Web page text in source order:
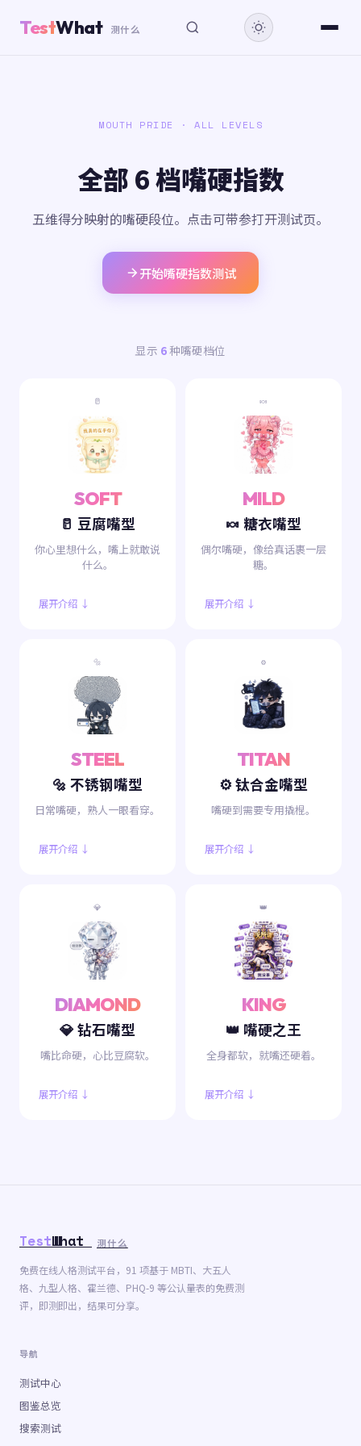
TestWhat 测什么
MOUTH PRIDE · ALL LEVELS
全部 6 档嘴硬指数
五维得分映射的嘴硬段位。点击可带参打开测试页。
开始嘴硬指数测试
显示 6种嘴硬档位
🥛
SOFT
🥛 豆腐嘴型
你心里想什么，嘴上就敢说
什么。
展开介绍 ↓
🍬
MILD
🍬 糖衣嘴型
偶尔嘴硬，像给真话裹一层
糖。
展开介绍 ↓
🔩
STEEL
🔩 不锈钢嘴型
日常嘴硬，熟人一眼看穿。
展开介绍 ↓
⚙️
TITAN
⚙️ 钛合金嘴型
嘴硬到需要专用撬棍。
展开介绍 ↓
💎
DIAMOND
💎 钻石嘴型
嘴比命硬，心比豆腐软。
展开介绍 ↓
👑
KING
👑 嘴硬之王
全身都软，就嘴还硬着。
展开介绍 ↓
TestWhat 测什么
免费在线人格测试平台，91 项基于 MBTI、大五人
格、九型人格、霍兰德、PHQ-9 等公认量表的免费测
评，即测即出，结果可分享。
导航
测试中心
图鉴总览
搜索测试